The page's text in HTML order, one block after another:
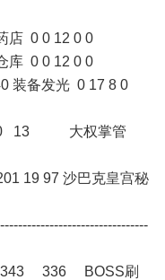
店 0 0 12 0 0
库 0 0 12 0 0
装备发光 0 17 8 0
10 13 大权掌管
19 97 沙巴克皇宫秘
336 BOSS刷